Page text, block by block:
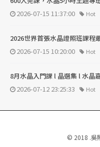
2026-07-15 11:37:00
Hot
2026世界首張水晶證照班課程
2026-07-15 10:20:00
Hot
8月水晶入門課 l 晶選集 l 水晶
2026-07-12 23:25:33
Hot
© 2018 .吳